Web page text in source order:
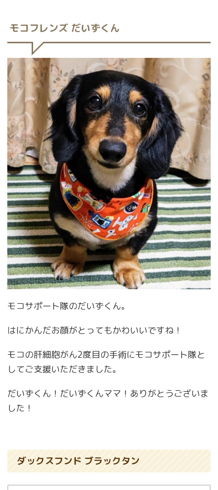
モコフレンズ だいずくん
モコサポート隊のだいずくん。
はにかんだお顔がとってもかわいいですね！
モコの肝細胞がん2度目の手術にモコサポート隊と
してご支援いただきました。
だいずくん！だいずくんママ！ありがとうございま
した！
ダックスフンド ブラックタン